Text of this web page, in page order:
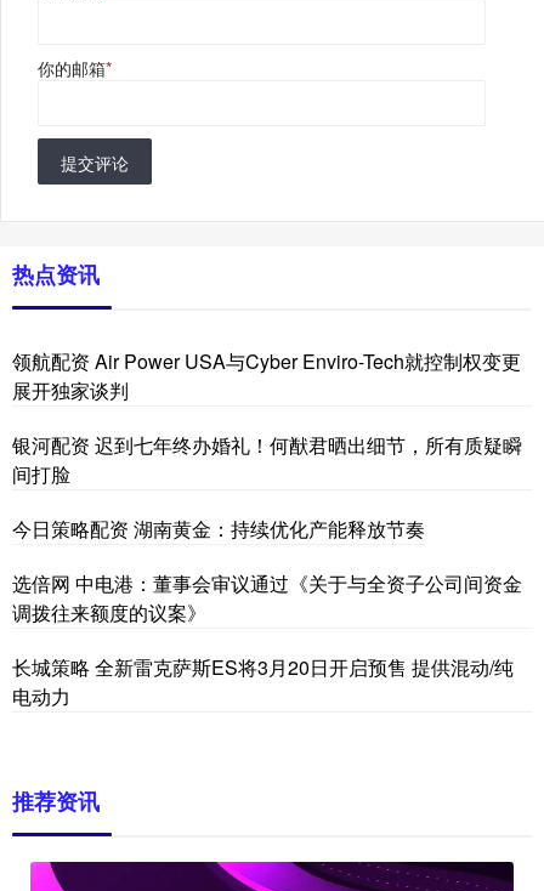
你的邮箱*
提交评论
热点资讯
领航配资 Air Power USA与Cyber Enviro-Tech就控制权变更
展开独家谈判
银河配资 迟到七年终办婚礼！何猷君晒出细节，所有质疑瞬
间打脸
今日策略配资 湖南黄金：持续优化产能释放节奏
选倍网 中电港：董事会审议通过《关于与全资子公司间资金
调拨往来额度的议案》
长城策略 全新雷克萨斯ES将3月20日开启预售 提供混动/纯
电动力
推荐资讯